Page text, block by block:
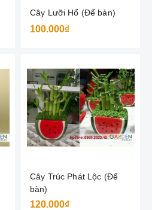
Cây Lưỡi Hổ (Để bàn)
100.000₫
Cây Trúc Phát Lộc (Để
bàn)
120.000₫